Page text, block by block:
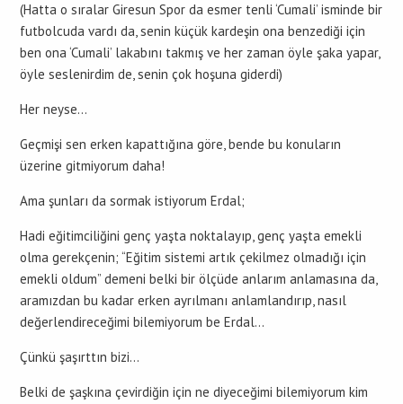
(Hatta o sıralar Giresun Spor da esmer tenli ‘Cumali’ isminde bir
futbolcuda vardı da, senin küçük kardeşin ona benzediği için
ben ona ‘Cumali’ lakabını takmış ve her zaman öyle şaka yapar,
öyle seslenirdim de, senin çok hoşuna giderdi)
Her neyse…
Geçmişi sen erken kapattığına göre, bende bu konuların
üzerine gitmiyorum daha!
Ama şunları da sormak istiyorum Erdal;
Hadi eğitimciliğini genç yaşta noktalayıp, genç yaşta emekli
olma gerekçenin; “Eğitim sistemi artık çekilmez olmadığı için
emekli oldum” demeni belki bir ölçüde anlarım anlamasına da,
aramızdan bu kadar erken ayrılmanı anlamlandırıp, nasıl
değerlendireceğimi bilemiyorum be Erdal…
Çünkü şaşırttın bizi…
Belki de şaşkına çevirdiğin için ne diyeceğimi bilemiyorum kim